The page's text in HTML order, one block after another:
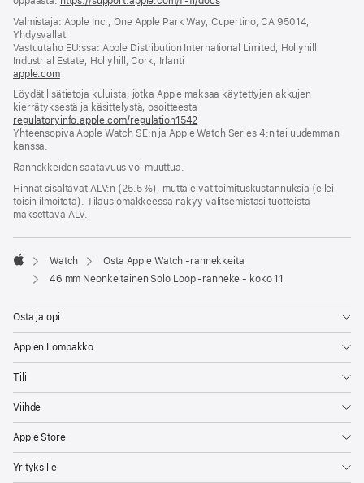
ikkunaan)
Valmistaja: Apple Inc., One Apple Park Way, Cupertino, CA 95014,
Yhdysvallat
Vastuutaho EU:ssa: Apple Distribution International Limited, Hollyhill
Industrial Estate, Hollyhill, Cork, Irlanti
apple.com(avautuu
uuteen
ikkunaan)
Löydät lisätietoja kuluista, jotka Apple maksaa käytettyjen akkujen
kierrätyksestä ja käsittelystä, osoitteesta
regulatoryinfo.apple.com/regulation1542
uuteen
Yhteensopiva Apple Watch SE:n ja Apple Watch Series 4:n tai uudemman
kanssa.
Rannekkeiden saatavuus voi muuttua.
Hinnat sisältävät ALV:n (25.5 %), mutta eivät toimitus­kustannuksia (ellei
toisin ilmoiteta). Tilauslomakkeessa näkyy valitsemistasi tuotteista
maksettava ALV.
Apple
Watch
Osta Apple Watch ‑rannekkeita
46 mm Neonkeltainen Solo Loop ‑ranneke - koko 11
Osta ja opi
Applen Lompakko
Tili
Viihde
Apple Store
Yrityksille